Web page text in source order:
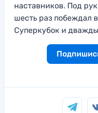
наставников. Под
шесть раз побеждал
Суперкубок и